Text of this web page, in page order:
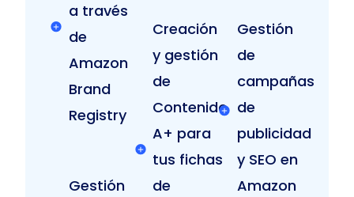
a través
de
Amazon
Brand
Registry
Gestión
Creación
y gestión
de
Contenido
A+ para
tus fichas
de
Gestión
de
campañas
de
publicidad
y SEO en
Amazon